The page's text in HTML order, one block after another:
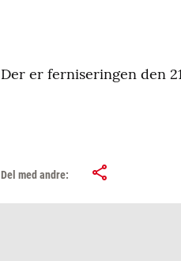
Der er ferniseringen den
Del med andre: